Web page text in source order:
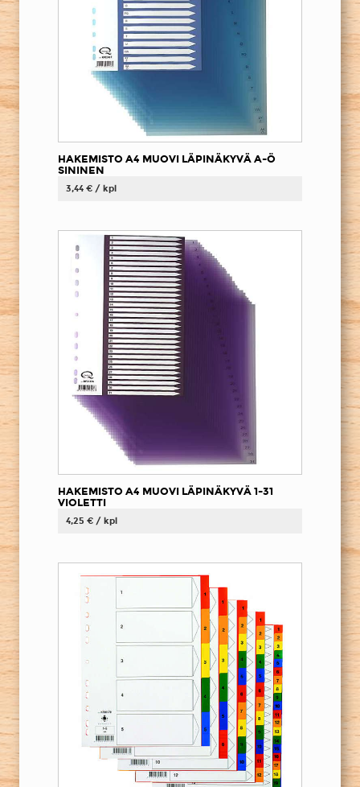
HAKEMISTO A4 MUOVI LÄPINÄKYVÄ A-Ö
SININEN
3,44 € / kpl
HAKEMISTO A4 MUOVI LÄPINÄKYVÄ 1-31
VIOLETTI
4,25 € / kpl